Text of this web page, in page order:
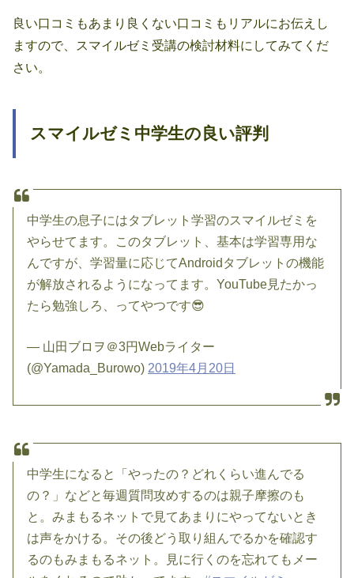
良い口コミもあまり良くない口コミもリアルにお伝えし
ますので、スマイルゼミ受講の検討材料にしてみてくだ
さい。
スマイルゼミ中学生の良い評判
中学生の息子にはタブレット学習のスマイルゼミを
やらせてます。このタブレット、基本は学習専用な
んですが、学習量に応じてAndroidタブレットの機能
が解放されるようになってます。YouTube見たかっ
たら勉強しろ、ってやつです😎
— 山田ブロヲ＠3円Webライター
(@Yamada_Burowo) 2019年4月20日
中学生になると「やったの？どれくらい進んでる
の？」などと毎週質問攻めするのは親子摩擦のも
と。みまもるネットで見てあまりにやってないとき
は声をかける。その後どう取り組んでるかを確認す
るのもみまもるネット。見に行くのを忘れてもメー